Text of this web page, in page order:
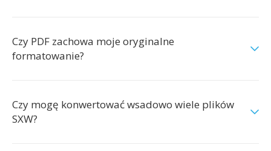
Czy PDF zachowa moje oryginalne
formatowanie?
Czy mogę konwertować wsadowo wiele plików
SXW?